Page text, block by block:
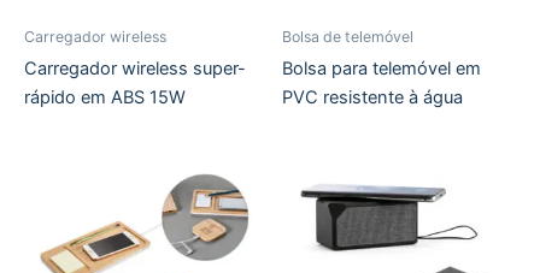
Carregador wireless
Carregador wireless super-
rápido em ABS 15W
Bolsa de telemóvel
Bolsa para telemóvel em
PVC resistente à água